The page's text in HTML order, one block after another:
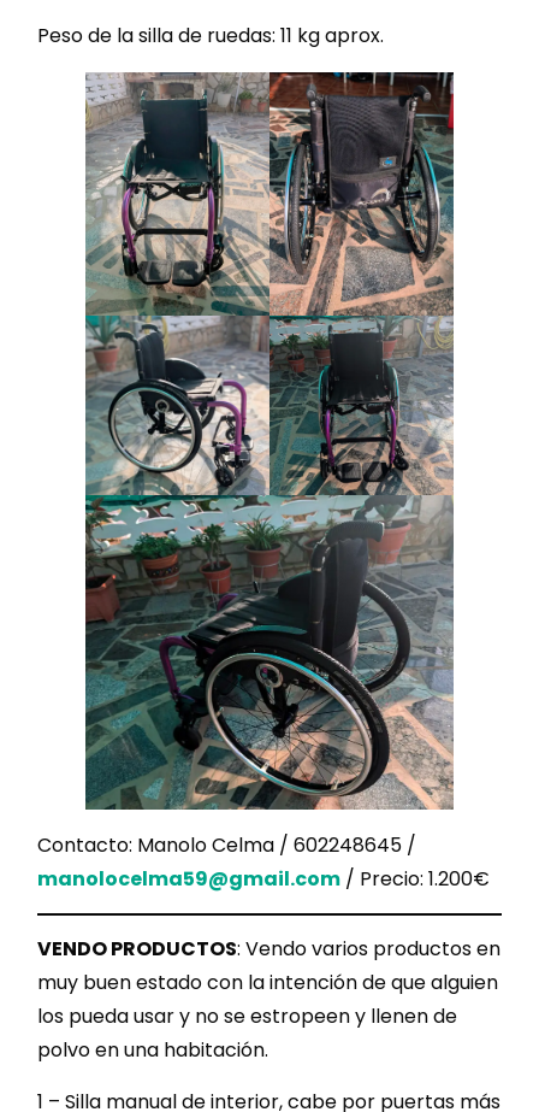
Peso de la silla de ruedas: 11 kg aprox.
Contacto: Manolo Celma / 602248645 /
manolocelma59@gmail.com / Precio: 1.200€
VENDO PRODUCTOS: Vendo varios productos en
muy buen estado con la intención de que alguien
los pueda usar y no se estropeen y llenen de
polvo en una habitación.
1 – Silla manual de interior, cabe por puertas más